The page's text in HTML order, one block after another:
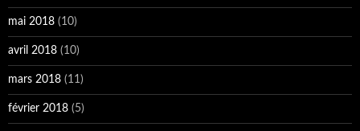
mai 2018 (10)
avril 2018 (10)
mars 2018 (11)
février 2018 (5)